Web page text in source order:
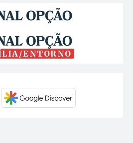
ENTORNO